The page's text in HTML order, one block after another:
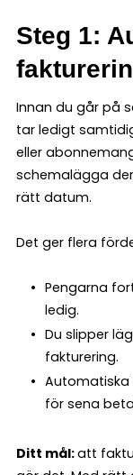
Steg 1:
Innan du går på
tar ledigt
eller
schemalägga
rätt datum.
Det ger flera
Pengarna
ledig.
Du slipper
fakturering.
Automatiska
för sena
Ditt mål:att